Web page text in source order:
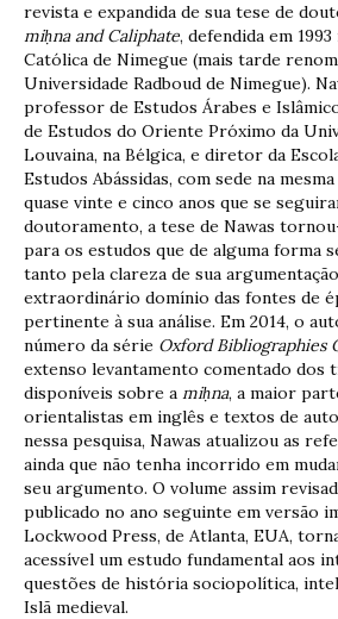
revista e expandida de sua tese de
miḥna and Caliphate, defendida em
Católica de Nimegue (mais tarde
Universidade Radboud de Nimegue).
professor de Estudos Árabes e
de Estudos do Oriente Próximo da
Louvaina, na Bélgica, e diretor da
Estudos Abássidas, com sede na
quase vinte e cinco anos que se
doutoramento, a tese de Nawas
para os estudos que de alguma forma
tanto pela clareza de sua
extraordinário domínio das fontes de
pertinente à sua análise. Em 2014, o
número da série Oxford Bibliographies
extenso levantamento comentado dos
disponíveis sobre a miḥna, a maior
orientalistas em inglês e textos de
nessa pesquisa, Nawas atualizou as
ainda que não tenha incorrido em
seu argumento. O volume assim
publicado no ano seguinte em versão
Lockwood Press, de Atlanta, EUA,
acessível um estudo fundamental aos
questões de história sociopolítica,
Islã medieval.